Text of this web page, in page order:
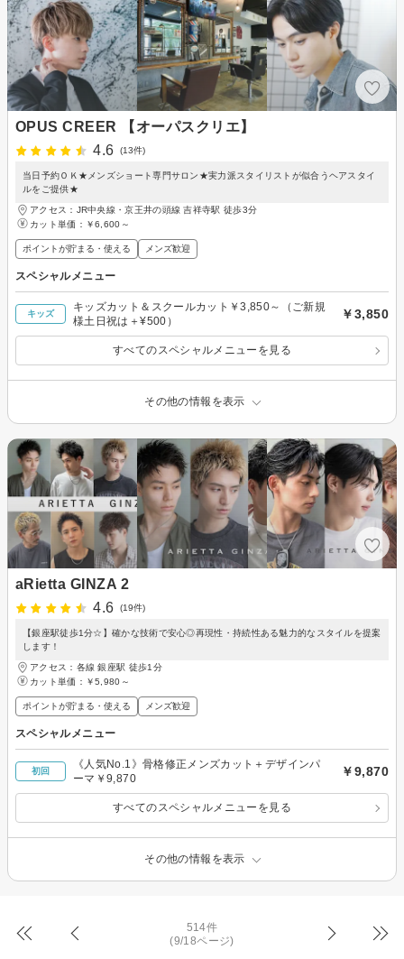
OPUS CREER 【オーパスクリエ】
4.6
(13件)
当日予約ＯＫ★メンズショート専門サロン★実力派スタイリストが似合うヘアスタイ
ルをご提供★
アクセス：JR中央線・京王井の頭線 吉祥寺駅 徒歩3分
カット単価： ￥6,600～
ポイントが貯まる・使える メンズ歓迎
スペシャルメニュー
キッズ
キッズカット＆スクールカット￥3,850～（ご新規
様土日祝は＋¥500）
￥3,850
すべてのスペシャルメニューを見る
その他の情報を表示
aRietta GINZA 2
4.6
(19件)
【銀座駅徒歩1分☆】確かな技術で安心◎再現性・持続性ある魅力的なスタイルを提案
します！
アクセス：各線 銀座駅 徒歩1分
カット単価： ￥5,980～
ポイントが貯まる・使える メンズ歓迎
スペシャルメニュー
初回
《人気No.1》骨格修正メンズカット＋デザインパ
ーマ￥9,870
￥9,870
すべてのスペシャルメニューを見る
その他の情報を表示
514件
(9/18ページ)